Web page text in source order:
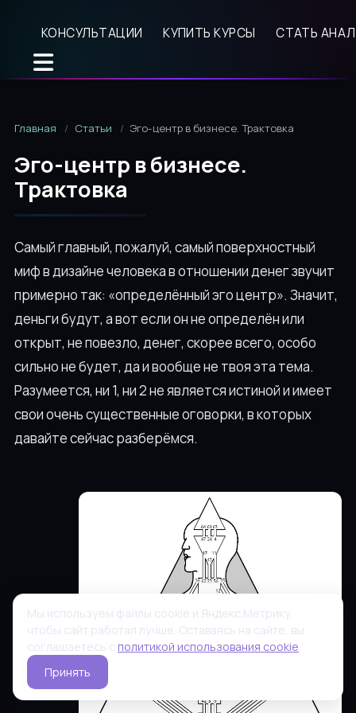
КОНСУЛЬТАЦИИ КУПИТЬ КУРСЫ СТАТЬ
Главная Статьи Эго-центр в бизнесе. Трактовка
Эго-центр в бизнесе.
Трактовка
Самый главный, пожалуй, самый поверхностный
миф в дизайне человека в отношении денег звучит
примерно так: «определённый эго центр». Значит,
деньги будут, а вот если он не определён или
открыт, не повезло, денег, скорее всего, особо
сильно не будет, да и вообще не твоя эта тема.
Разумеется, ни 1, ни 2 не является истиной и имеет
свои очень существенные оговорки, в которых
давайте сейчас разберёмся.
Мы используем файлы cookie и Яндекс.Метрику,
чтобы сайт работал лучше. Оставаясь на сайте, вы
соглашаетесь с политикой использования cookie.
Принять